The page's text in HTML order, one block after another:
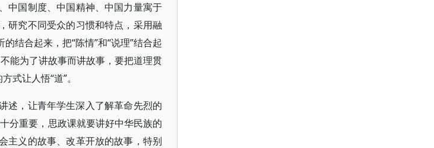
中国制度、中国精神、中国力量寓于
研究不同受众的习惯和特点，采用融
结合起来，把“陈情”和“说理”结合起
能为了讲故事而讲故事，要把道理贯
式让人悟“道”。
述，让青年学生深入了解革命先烈的
分重要，思政课就要讲好中华民族的
主义的故事、改革开放的故事，特别